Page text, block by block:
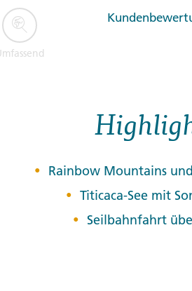
Rainbow Mountains
Titicaca-See mit
Seilbahnfahrt